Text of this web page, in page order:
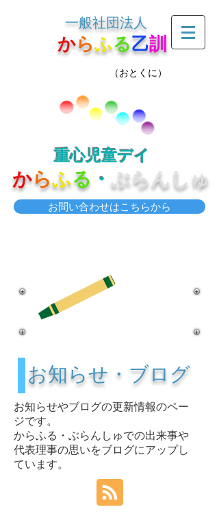
一般社団法人
からふる乙訓
（おとくに）
重心児童デイ
からふる ・ ぶらんしゅ
お問い合わせはこちらから
​お知らせ・ブログ
​お知らせやブログの更新情報のペー
ジです。
​からふる・ぶらんしゅでの出来事や
代表理事の思いをブログにアップし
ています。